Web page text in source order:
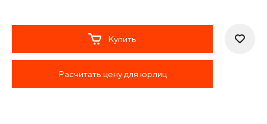
Купить
Расчитать цену для юрлиц